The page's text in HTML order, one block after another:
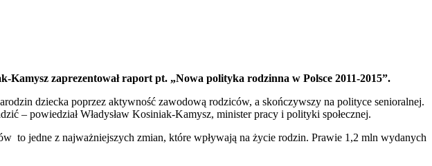
zaprezentował raport pt. „Nowa polityka rodzinna w Polsce 2011-2015”.
dziecka poprzez aktywność zawodową rodziców, a skończywszy na polityce senioralnej.
– powiedział Władysław Kosiniak-Kamysz, minister pracy i polityki społecznej.
to jedne z najważniejszych zmian, które wpływają na życie rodzin. Prawie 1,2 mln wydanych